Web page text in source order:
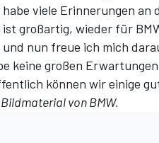
habe viele Erinnerungen an
ist großartig, wieder für
und nun freue ich mich
keine großen
können wir einige
von BMW.